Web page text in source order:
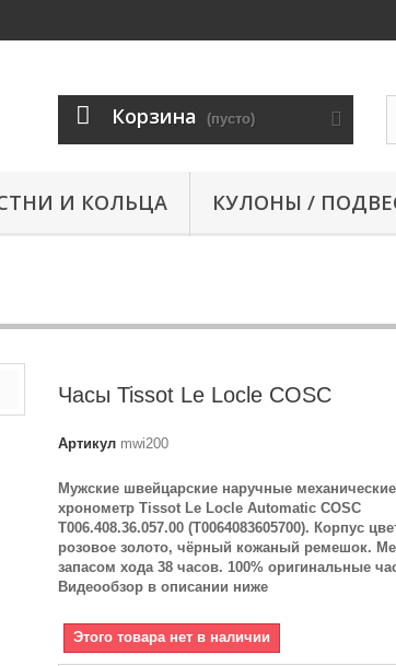
Корзина (пусто)
И КОЛЬЦА КУЛОНЫ /
Часы Tissot Le Locle COSC
Артикул mwi200
Мужские швейцарские наручные
хронометр Tissot Le Locle Automatic COSC
T006.408.36.057.00 (T0064083605700). Корпус
розовое золото, чёрный кожаный ремешок.
запасом хода 38 часов. 100% оригинальные
Видеообзор в описании ниже
Этого товара нет в наличии